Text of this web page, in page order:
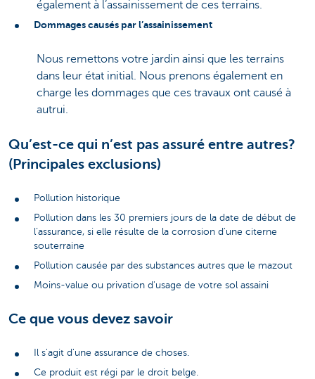
également à l’assainissement de ces terrains.
Dommages causés par l’assainissement
Nous remettons votre jardin ainsi que les terrains
dans leur état initial. Nous prenons également en
charge les dommages que ces travaux ont causé à
autrui.
Qu’est-ce qui n’est pas assuré entre autres?
(Principales exclusions)
Pollution historique
Pollution dans les 30 premiers jours de la date de début de
l’assurance, si elle résulte de la corrosion d'une citerne
souterraine
Pollution causée par des substances autres que le mazout
Moins-value ou privation d'usage de votre sol assaini
Ce que vous devez savoir
Il s'agit d'une assurance de choses.
Ce produit est régi par le droit belge.